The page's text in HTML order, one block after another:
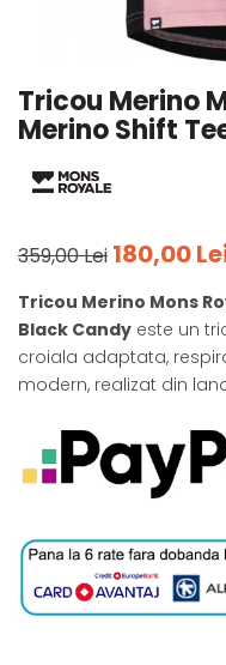
Pantaloni outdoor
Curele
Bustiere
Tricou Merino
Merino Shift
359,00 Lei 180,00
Tricou Merino Mons
Black Candy este un
croiala adaptata,
modern, realizat din